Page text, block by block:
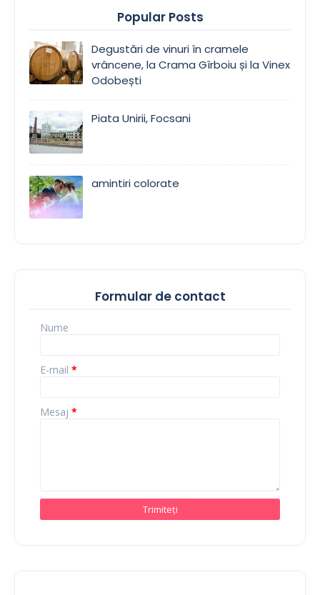
Popular Posts
Degustări de vinuri în cramele
vrâncene, la Crama Gîrboiu și la Vinex
Odobești
Piata Unirii, Focsani
amintiri colorate
Formular de contact
Nume
E-mail *
Mesaj *